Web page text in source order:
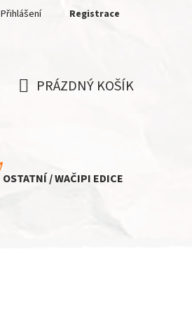
Přihlášení Registrace
PRÁZDNÝ KOŠÍK
OSTATNÍ / WAČIPI EDICE